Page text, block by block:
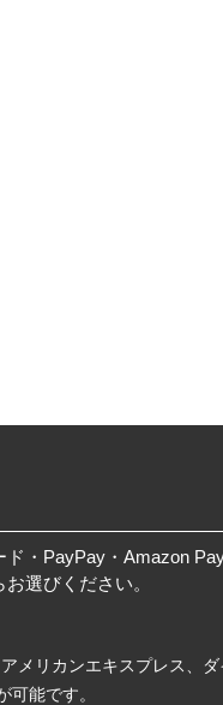
ド・PayPay・Amazon
選びください。
メリカンエキスプレス、ダ
可能です。